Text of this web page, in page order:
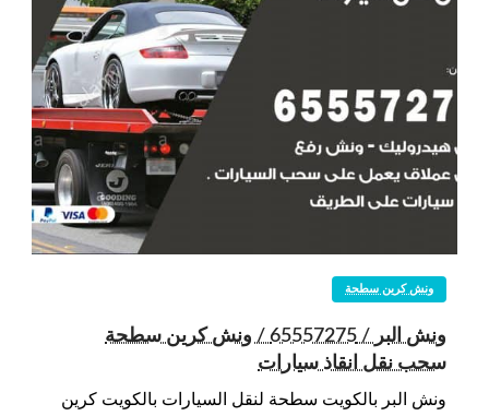
ونش كرين سطحة
ونش البر / 65557275 / ونش كرين سطحة
سحب نقل انقاذ سيارات
ونش البر بالكويت سطحة لنقل السيارات بالكويت كرين